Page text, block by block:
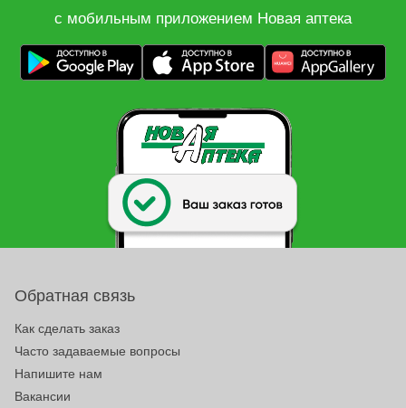
с мобильным приложением Новая аптека
Обратная связь
Как сделать заказ
Часто задаваемые вопросы
Напишите нам
Вакансии